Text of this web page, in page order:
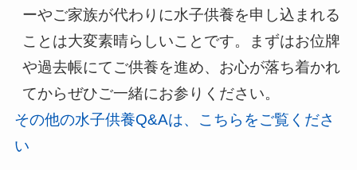
ーやご家族が代わりに水子供養を申し込まれる
ことは大変素晴らしいことです。まずはお位牌
や過去帳にてご供養を進め、お心が落ち着かれ
てからぜひご一緒にお参りください。
その他の水子供養Q&Aは、こちらをご覧くださ
い